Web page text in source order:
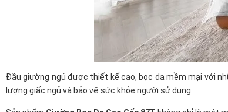
Đầu giường ngủ được thiết kế cao, bọc da mềm mại với
lượng giấc ngủ và bảo vệ sức khỏe người sử dụng.